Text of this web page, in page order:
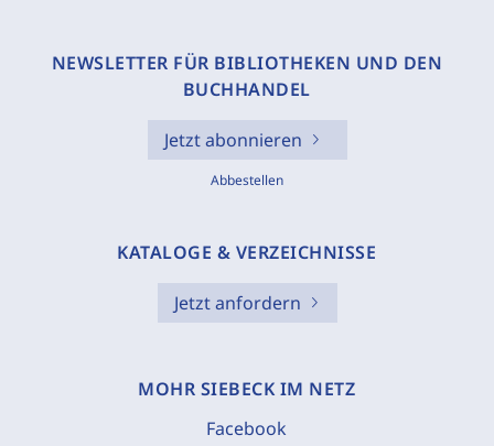
NEWSLETTER FÜR BIBLIOTHEKEN UND DEN
BUCHHANDEL
Jetzt abonnieren
Abbestellen
KATALOGE & VERZEICHNISSE
Jetzt anfordern
MOHR SIEBECK IM NETZ
Facebook